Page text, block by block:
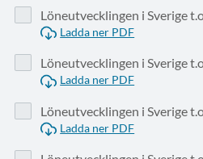
Löneutvecklingen i Sverige
Ladda ner PDF
Löneutvecklingen i Sverige
Ladda ner PDF
Löneutvecklingen i Sverige
Ladda ner PDF